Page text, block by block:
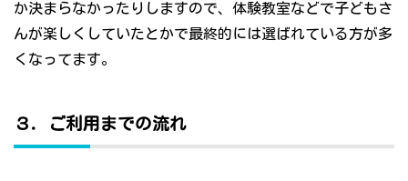
か決まらなかったりしますので、体験教室などで子どもさ
んが楽しくしていたとかで最終的には選ばれている方が多
くなってます。
３．ご利用までの流れ